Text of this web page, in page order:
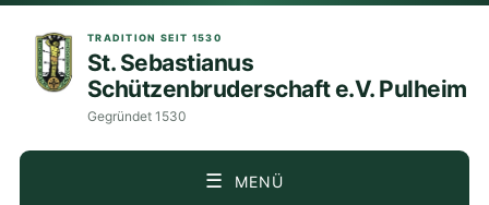
TRADITION SEIT 1530
St. Sebastianus
Schützenbruderschaft e.V. Pulheim
Gegründet 1530
MENÜ